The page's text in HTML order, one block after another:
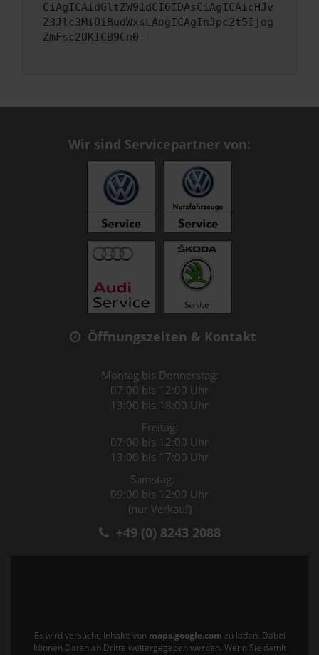
CiAgICAidGltZW91dCI6IDAsCiAgICAicHJv
Z3Jlc3MiOiBudWxsLAogICAgInJpc2t5Ijog
ZmFsc2UKICB9Cn0=
Wir sind Servicepartner von:
Öffnungszeiten & Kontakt
Montag bis Donnerstag:
07:00 bis 12:00 Uhr
13:00 bis 18:00 Uhr
Freitag:
07:00 bis 12:00 Uhr
13:00 bis 17:00 Uhr
Samstag:
09:00 bis 12:00 Uhr
(nur Verkauf)
+49 (0) 8243 2088
Es wird versucht, Inhalte von maps.google.com zu laden. Dabei
können Daten an Dritte weitergegeben werden. Wenn Sie damit